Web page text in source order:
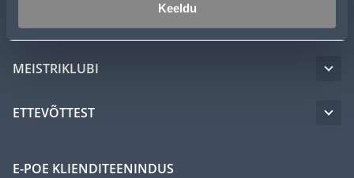
Keeldu
TEENUSED
MEISTRIKLUBI
ETTEVÕTTEST
E-POE KLIENDITEENINDUS